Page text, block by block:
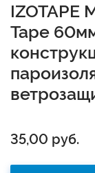
IZOTAPE
Tape
35,00 руб.